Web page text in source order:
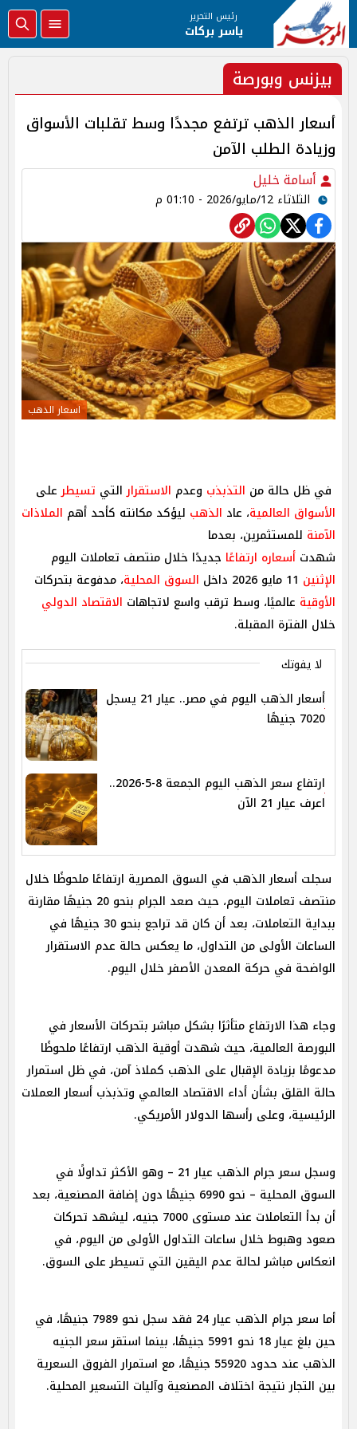
رئيس التحرير
ياسر بركات
بيزنس وبورصة
أسعار الذهب ترتفع مجددًا وسط تقلبات الأسواق
وزيادة الطلب الآمن
أسامة خليل
الثلاثاء 12/مايو/2026 - 01:10 م
اسعار الذهب
في ظل حالة من التذبذب وعدم الاستقرارالتي تسيطرعلى
الأسواق العالمية، عاد الذهب ليؤكد مكانته كأحد أهم الملاذات
الآمنة للمستثمرين، بعدما
شهدت أسعاره ارتفاعًا جديدًا خلال منتصف تعاملات اليوم
الإثنين
السوق المحلية، مدفوعة بتحركات
الأوقية عالميًا، وسط ترقب واسع لاتجاهات الاقتصاد الدولي
خلال الفترة المقبلة.
لا يفوتك
أسعار الذهب اليوم في مصر.. عيار 21 يسجل
7020 جنيهًا
ارتفاع سعر الذهب اليوم الجمعة 8-5-2026..
اعرف عيار 21 الآن
سجلت أسعار الذهب في السوق المصرية ارتفاعًا ملحوظًا خلال
منتصف تعاملات اليوم، حيث صعد الجرام بنحو 20 جنيهًا مقارنة
ببداية التعاملات، بعد أن كان قد تراجع بنحو 30 جنيهًا في
الساعات الأولى من التداول، ما يعكس حالة عدم الاستقرار
الواضحة في حركة المعدن الأصفر خلال اليوم.
وجاء هذا الارتفاع متأثرًا بشكل مباشر بتحركات الأسعار في
البورصة العالمية، حيث شهدت أوقية الذهب ارتفاعًا ملحوظًا
مدعومًا بزيادة الإقبال على الذهب كملاذ آمن، في ظل استمرار
حالة القلق بشأن أداء الاقتصاد العالمي وتذبذب أسعار العملات
الرئيسية، وعلى رأسها الدولار الأمريكي.
وسجل سعر جرام الذهب عيار 21 – وهو الأكثر تداولًا في
السوق المحلية – نحو 6990 جنيهًا دون إضافة المصنعية، بعد
أن بدأ التعاملات عند مستوى 7000 جنيه، ليشهد تحركات
صعود وهبوط خلال ساعات التداول الأولى من اليوم، في
انعكاس مباشر لحالة عدم اليقين التي تسيطر على السوق.
أما سعر جرام الذهب عيار 24 فقد سجل نحو 7989 جنيهًا، في
حين بلغ عيار 18 نحو 5991 جنيهًا، بينما استقر سعر الجنيه
الذهب عند حدود 55920 جنيهًا، مع استمرار الفروق السعرية
بين التجار نتيجة اختلاف المصنعية وآليات التسعير المحلية.